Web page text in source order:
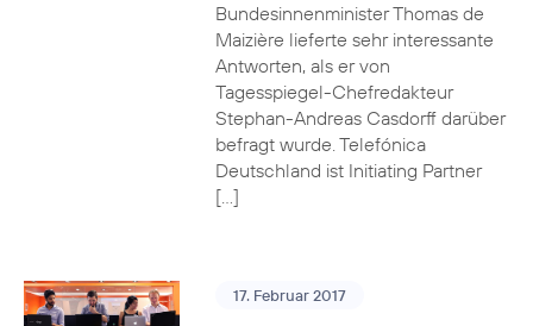
Bundesinnenminister Thomas de
Maizière lieferte sehr interessante
Antworten, als er von
Tagesspiegel-Chefredakteur
Stephan-Andreas Casdorff darüber
befragt wurde. Telefónica
Deutschland ist Initiating Partner
[…]
17. Februar 2017